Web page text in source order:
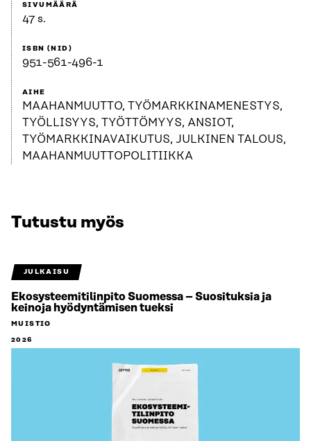
SIVUMÄÄRÄ
47 s.
ISBN (NID)
951-561-496-1
AIHE
MAAHANMUUTTO, TYÖMARKKINAMENESTYS,
TYÖLLISYYS, TYÖTTÖMYYS, ANSIOT,
TYÖMARKKINAVAIKUTUS, JULKINEN TALOUS,
MAAHANMUUTTOPOLITIIKKA
Tutustu myös
JULKAISU
Ekosysteemitilinpito Suomessa – Suosituksia ja
keinoja hyödyntämisen tueksi
MUISTIO
2026